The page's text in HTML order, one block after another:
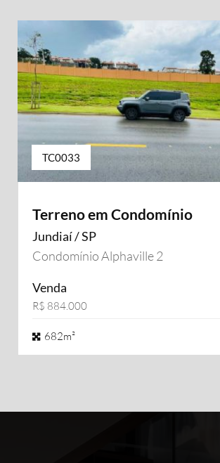
TC0033
Terreno em Condomínio
Jundiaí / SP
Condomínio Alphaville 2
Venda
R$ 884.000
682m²